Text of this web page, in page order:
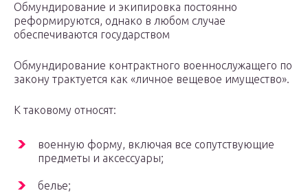
Обмундирование и экипировка постоянно
реформируются, однако в любом случае
обеспечиваются государством
Обмундирование контрактного военнослужащего по
закону трактуется как «личное вещевое имущество».
К таковому относят:
военную форму, включая все сопутствующие
предметы и аксессуары;
белье;